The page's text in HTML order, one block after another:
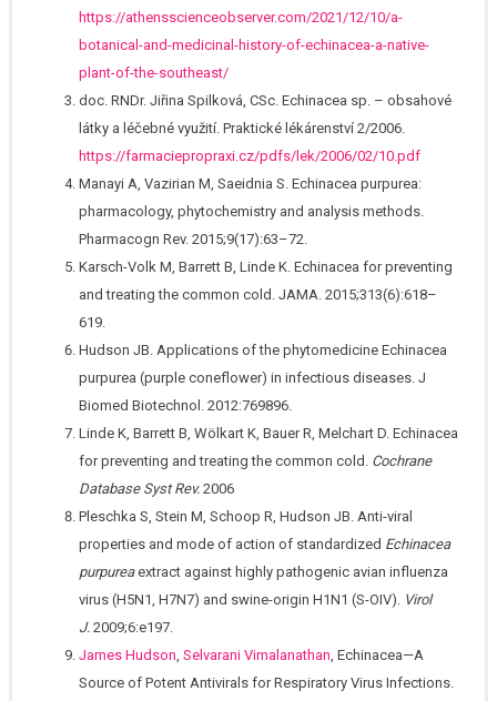
https://athensscienceobserver.com/2021/12/10/a-
botanical-and-medicinal-history-of-echinacea-a-native-
plant-of-the-southeast/
doc. RNDr. Jiřina Spilková, CSc. Echinacea sp. – obsahové
látky a léčebné využití. Praktické lékárenství 2/2006.
https://farmaciepropraxi.cz/pdfs/lek/2006/02/10.pdf
Manayi A, Vazirian M, Saeidnia S. Echinacea purpurea:
pharmacology, phytochemistry and analysis methods.
Pharmacogn Rev. 2015;9(17):63–72.
Karsch-Volk M, Barrett B, Linde K. Echinacea for preventing
and treating the common cold. JAMA. 2015;313(6):618–
619.
Hudson JB. Applications of the phytomedicine Echinacea
purpurea (purple coneflower) in infectious diseases. J
Biomed Biotechnol. 2012:769896.
Linde K, Barrett B, Wölkart K, Bauer R, Melchart D. Echinacea
for preventing and treating the common cold. Cochrane
Database Syst Rev. 2006
Pleschka S, Stein M, Schoop R, Hudson JB. Anti-viral
properties and mode of action of standardized Echinacea
purpureaextract against highly pathogenic avian influenza
virus (H5N1, H7N7) and swine-origin H1N1 (S-OIV). Virol
J. 2009;6:e197.
James Hudson, Selvarani Vimalanathan, Echinacea—A
Source of Potent Antivirals for Respiratory Virus Infections.